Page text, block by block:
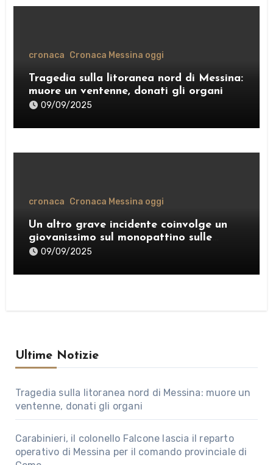
cronaca Cronaca Messina oggi
Tragedia sulla litoranea nord di Messina:
muore un ventenne, donati gli organi
09/09/2025
cronaca Cronaca Messina oggi
Un altro grave incidente coinvolge un
giovanissimo sul monopattino sulle
strade di Messina
09/09/2025
Ultime Notizie
Tragedia sulla litoranea nord di Messina: muore un
ventenne, donati gli organi
Carabinieri, il colonello Falcone lascia il reparto
operativo di Messina per il comando provinciale di